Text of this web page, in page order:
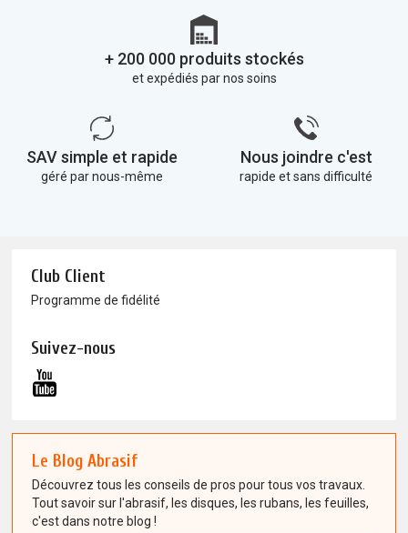
+ 200 000 produits stockés
et expédiés par nos soins
SAV simple et rapide
géré par nous-même
Nous joindre c'est
rapide et sans difficulté
Club Client
Programme de fidélité
Suivez-nous
Le Blog Abrasif
Découvrez tous les conseils de pros pour tous vos travaux.
Tout savoir sur l'abrasif, les disques, les rubans, les feuilles,
c'est dans notre blog !